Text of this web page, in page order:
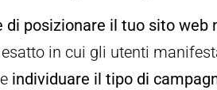
di posizionare il tuo sito
in cui gli utenti
individuare il tipo di